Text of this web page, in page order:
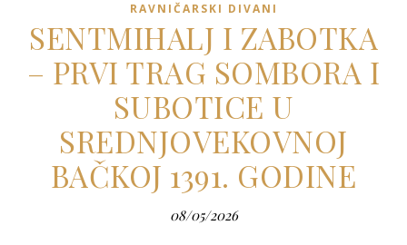
RAVNIČARSKI DIVANI
SENTMIHALJ I ZABOTKA
– PRVI TRAG SOMBORA I
SUBOTICE U
SREDNJOVEKOVNOJ
BAČKOJ 1391. GODINE
08/05/2026